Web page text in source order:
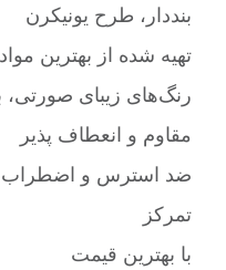
بنددار، طرح یونیکرن
تهیه شده از بهترین
رنگ‌های زیبای
مقاوم و انعطاف پذیر
ضد استرس و اضطراب،
تمرکز
با بهترین قیمت